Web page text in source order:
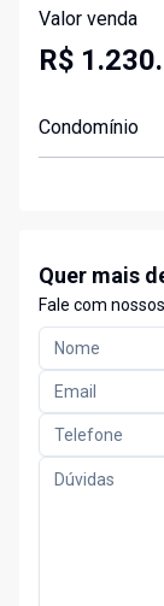
Valor venda
R$
Condomínio
Quer mais
Fale com